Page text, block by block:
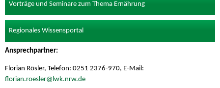
Vorträge und Seminare zum Thema Ernährung
Regionales Wissensportal
Ansprechpartner:
Florian Rösler, Telefon: 0251 2376-970, E-Mail:
florian.roesler@lwk.nrw.de